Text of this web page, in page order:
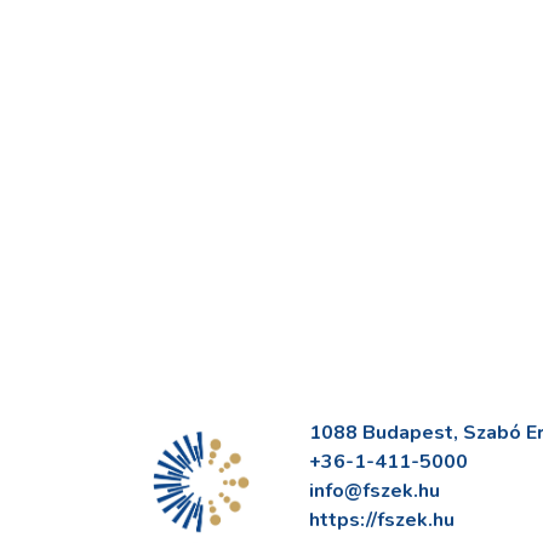
1088 Budapest, Szabó
+36-1-411-5000
info@fszek.hu
https://fszek.hu